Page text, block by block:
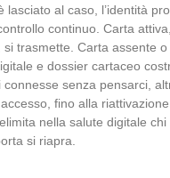
lasciato al caso, l’identità
continuo. Carta
si trasmette. Carta assente
e dossier cartaceo
senza pensarci,
fino alla
nella salute digitale
si riapra.